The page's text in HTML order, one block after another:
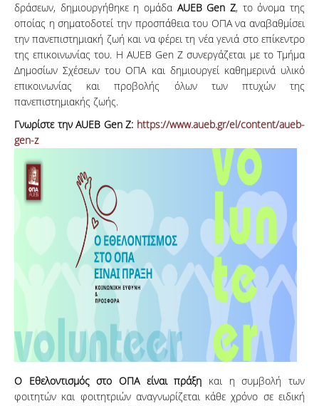
δράσεων, δημιουργήθηκε η ομάδα AUEB Gen Z, το όνομα της
οποίας η σηματοδοτεί την προσπάθεια του ΟΠΑ να αναβαθμίσει
την πανεπιστημιακή ζωή και να φέρει τη νέα γενιά στο επίκεντρο
της επικοινωνίας του. Η AUEB Gen Z συνεργάζεται με το Τμήμα
Δημοσίων Σχέσεων του ΟΠΑ και δημιουργεί καθημερινά υλικό
επικοινωνίας και προβολής όλων των πτυχών της
πανεπιστημιακής ζωής.
Γνωρίστε την AUEB Gen Z: https://www.aueb.gr/el/content/aueb-
gen-z
Ο Εθελοντισμός στο ΟΠΑ είναι πράξη και η συμβολή των
φοιτητών και φοιτητριών αναγνωρίζεται κάθε χρόνο σε ειδική